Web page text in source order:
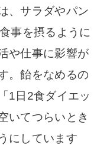
、サラダやパン
事を摂るように
や仕事に影響が
。飴をなめるの
1日2食ダイエッ
いてつらいとき
にしています